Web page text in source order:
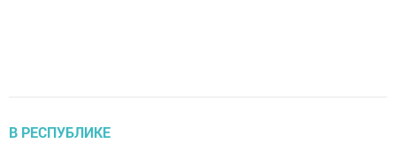
В РЕСПУБЛИКЕ